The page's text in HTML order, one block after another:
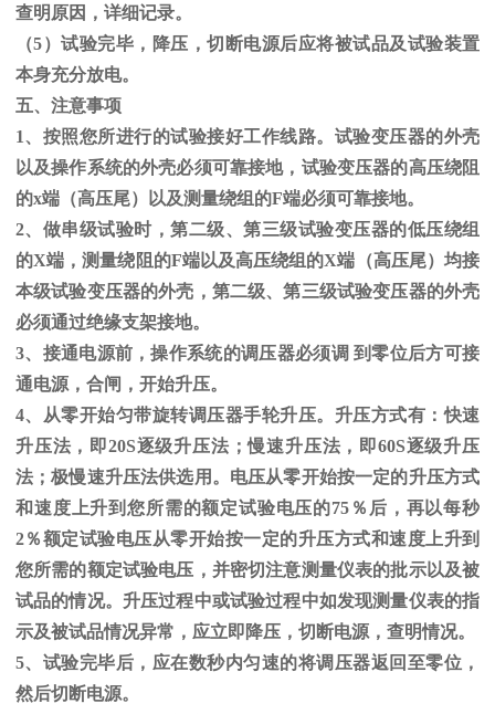
查明原因，详细记录。
（5）试验完毕，降压，切断电源后应将被试品及试验装置
本身充分放电。
五、注意事项
1、按照您所进行的试验接好工作线路。试验变压器的外壳
以及操作系统的外壳必须可靠接地，试验变压器的高压绕阻
的x端（高压尾）以及测量绕组的F端必须可靠接地。
2、做串级试验时，第二级、第三级试验变压器的低压绕组
的X端，测量绕阻的F端以及高压绕组的X端（高压尾）均接
本级试验变压器的外壳，第二级、第三级试验变压器的外壳
必须通过绝缘支架接地。
3、接通电源前，操作系统的调压器必须调 到零位后方可接
通电源，合闸，开始升压。
4、从零开始匀带旋转调压器手轮升压。升压方式有：快速
升压法，即20S逐级升压法；慢速升压法，即60S逐级升压
法；极慢速升压法供选用。电压从零开始按一定的升压方式
和速度上升到您所需的额定试验电压的75 ％后，再以每秒
2％额定试验电压从零开始按一定的升压方式和速度上升到
您所需的额定试验电压，并密切注意测量仪表的批示以及被
试品的情况。升压过程中或试验过程中如发现测量仪表的指
示及被试品情况异常，应立即降压，切断电源，查明情况。
5、试验完毕后，应在数秒内匀速的将调压器返回至零位，
然后切断电源。